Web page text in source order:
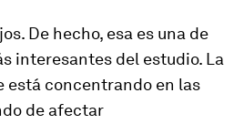
De hecho, esa es una de
interesantes del estudio. La
está concentrando en las
de afectar